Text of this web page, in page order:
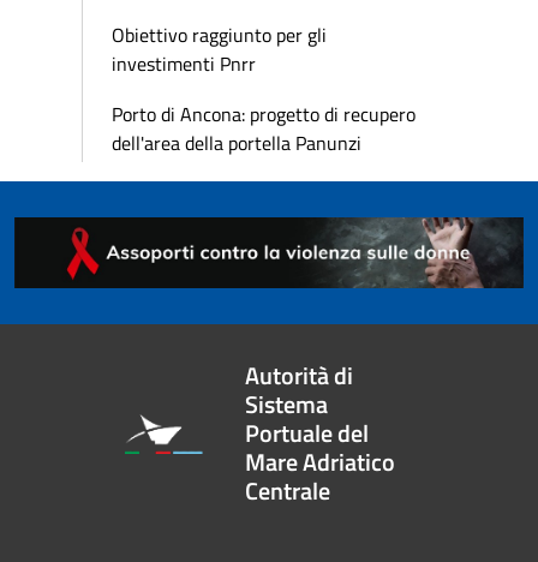
Obiettivo raggiunto per gli
investimenti Pnrr
Porto di Ancona: progetto di recupero
dell'area della portella Panunzi
Autorità di
Sistema
Portuale del
Mare Adriatico
Centrale